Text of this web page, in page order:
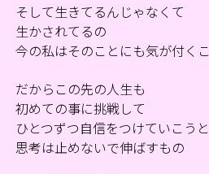
そして生きてるんじゃなくて
生かされてるの
今の私はそのことにも気が付く
だからこの先の人生も
初めての事に挑戦して
ひとつずつ自信をつけていこう
思考は止めないで伸ばすもの